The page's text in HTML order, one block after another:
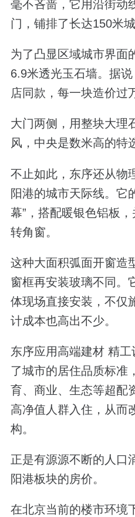
毫不吝啬，它用沿街动
门，铺排了长达150米城
为了凸显区域城市界面
6.9米透光玉石墙。据
店同款，每一块造价过
大门两侧，用整块大理
风，中央是数米高的特
不止如此，东序还从物
阳港的城市天际线。它
幕”，搭配暖银色铝板
转角窗。
这种大面积弧面开窗造
窗框再安装玻璃不同。
体现场直接安装，不仅
计成本也高出不少。
东序应用高端建材 精
了城市的居住品质标准
育、商业、生态等超配
高净值人群入住，从而
构。
正是有源源不断的人口
阳港板块的房价。
在北京当前的楼市环境